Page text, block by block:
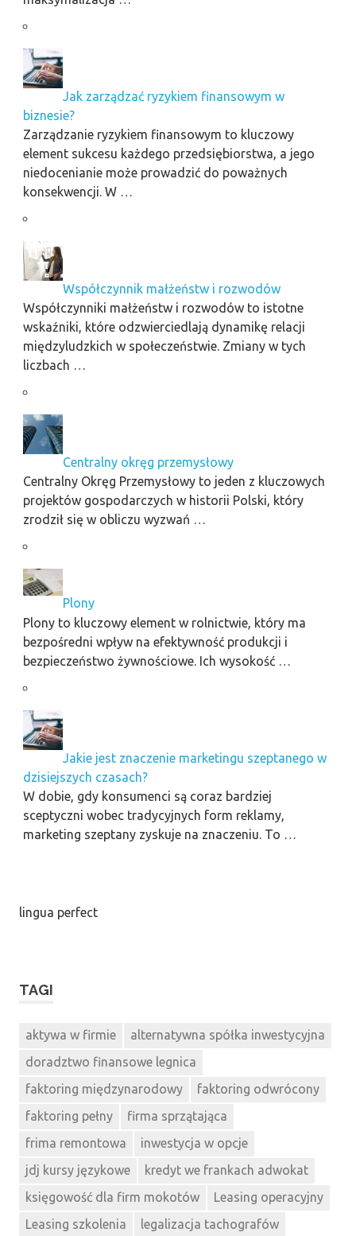
Jak zarządzać ryzykiem finansowym w
biznesie?
Zarządzanie ryzykiem finansowym to kluczowy
element sukcesu każdego przedsiębiorstwa, a jego
niedocenianie może prowadzić do poważnych
konsekwencji. W …
Współczynnik małżeństw i rozwodów
Współczynniki małżeństw i rozwodów to istotne
wskaźniki, które odzwierciedlają dynamikę relacji
międzyludzkich w społeczeństwie. Zmiany w tych
liczbach …
Centralny okręg przemysłowy
Centralny Okręg Przemysłowy to jeden z kluczowych
projektów gospodarczych w historii Polski, który
zrodził się w obliczu wyzwań …
Plony
Plony to kluczowy element w rolnictwie, który ma
bezpośredni wpływ na efektywność produkcji i
bezpieczeństwo żywnościowe. Ich wysokość …
Jakie jest znaczenie marketingu szeptanego w
dzisiejszych czasach?
W dobie, gdy konsumenci są coraz bardziej
sceptyczni wobec tradycyjnych form reklamy,
marketing szeptany zyskuje na znaczeniu. To …
lingua perfect
TAGI
aktywa w firmie
alternatywna spółka inwestycyjna
doradztwo finansowe legnica
faktoring międzynarodowy
faktoring odwrócony
faktoring pełny
firma sprzątająca
frima remontowa
inwestycja w opcje
jdj kursy językowe
kredyt we frankach adwokat
księgowość dla firm mokotów
Leasing operacyjny
Leasing szkolenia
legalizacja tachografów